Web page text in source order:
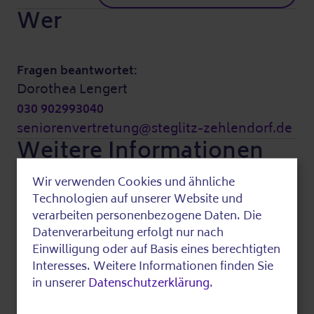
Wer
Fragen beantwortet:
Dorothea Lengert
030 902993040
seniorenvertretung@steglitz-zehlendorf.de
Weitere Informationen
Kosten:
Diese Veranstaltung ist kostenfrei.
Zuletzt bearbeitet am 21.06.2026
Use
of
personal
data
and
Wir verwenden Cookies und ähnliche
Technologien auf unserer Website und
verarbeiten personenbezogene Daten. Die
Datenverarbeitung erfolgt nur nach
Einwilligung oder auf Basis eines berechtigten
Interesses. Weitere Informationen finden Sie
in unsererDatenschutzerklärung.